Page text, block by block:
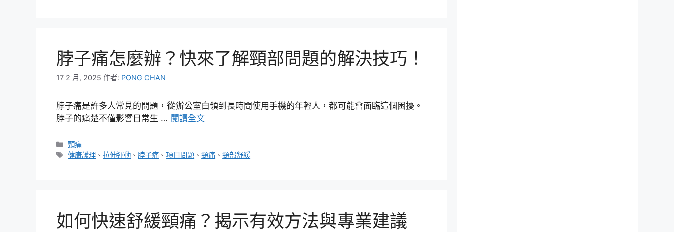
脖子痛怎麼辦？快來了解頸部問題的解決技巧！
17 2 月, 2025 作者: PONG CHAN
脖子痛是許多人常見的問題，從辦公室白領到長時間使用手機的年輕人，都可能會面臨這個困擾。
脖子的痛楚不僅影響日常生 … 閱讀全文
分
類
頸痛
標
健康護理 、拉伸運動 、 脖子痛 、項目問題 、頸痛 、頸部舒緩
如何快速舒緩頸痛？揭示有效方法與專業建議